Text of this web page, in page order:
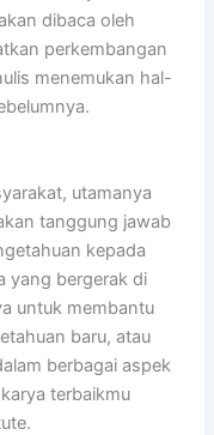
dibaca oleh
perkembangan
menemukan hal-
utamanya
tanggung jawab
kepada
yang bergerak di
untuk membantu
baru, atau
berbagai aspek
terbaikmu